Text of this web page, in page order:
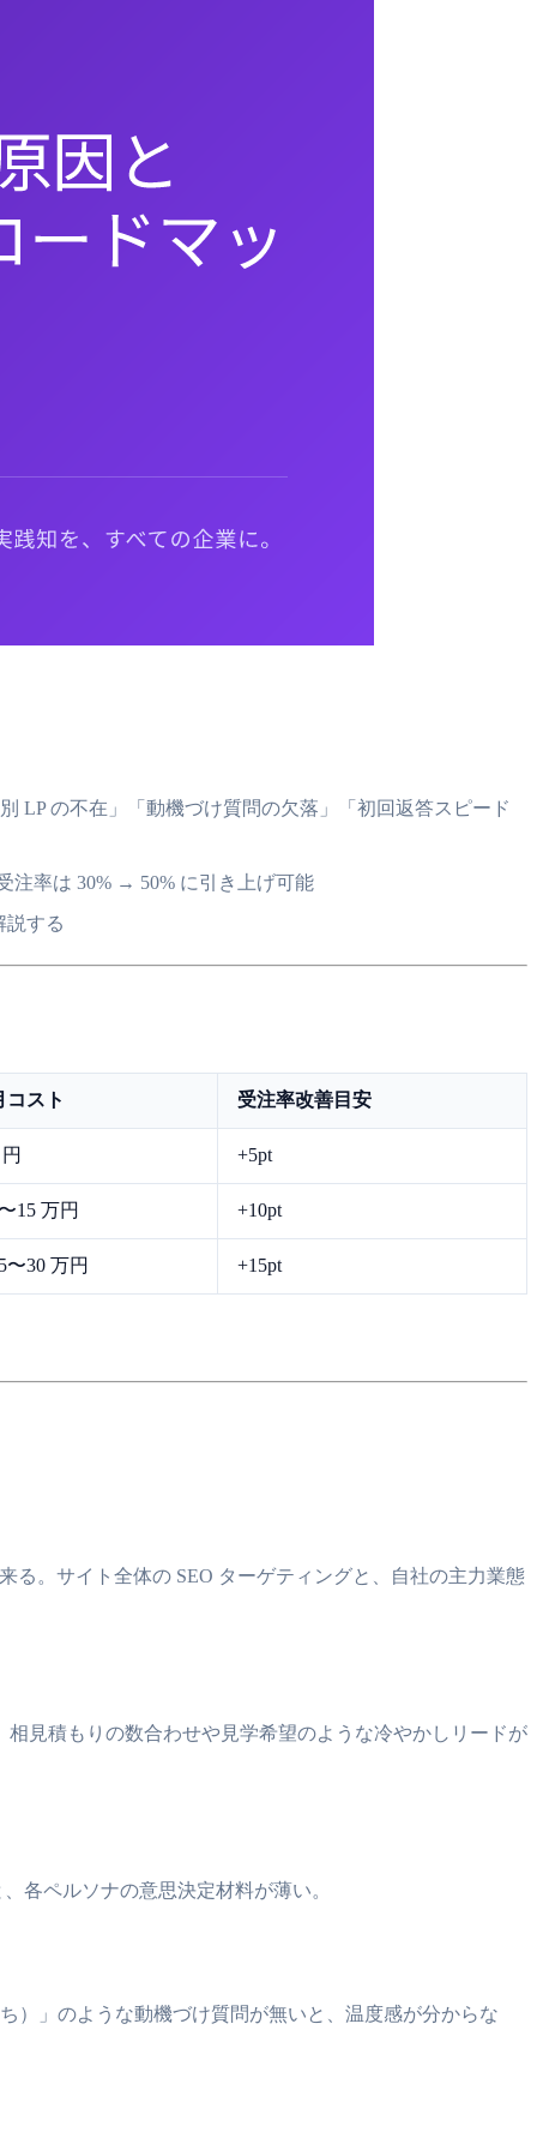
LP の不在」「動機づけ質問の欠落」「初回返答スピード
注率は 30% → 50% に引き上げ可能
説する
コスト 受注率改善目安
+5pt
15 万円 +10pt
〜30 万円 +15pt
。サイト全体の SEO ターゲティングと、自社の主力業態
見積もりの数合わせや見学希望のような冷やかしリードが
各ペルソナの意思決定材料が薄い。
）」のような動機づけ質問が無いと、温度感が分からな